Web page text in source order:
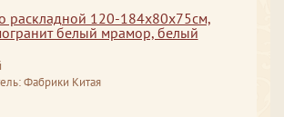
раскладной 120-184x80x75см,
белый мрамор, белый
Фабрики Китая